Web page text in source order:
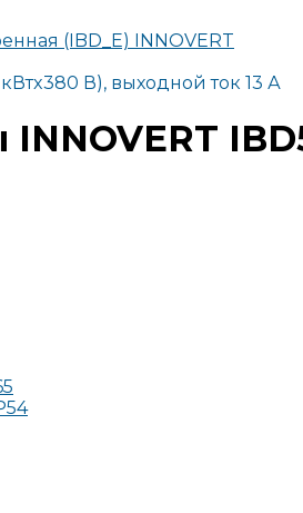
(IBD_E) INNOVERT
В), выходной ток 13 А